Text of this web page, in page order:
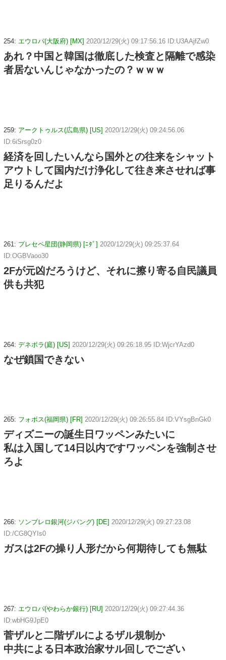
254: エウロパ(大阪府) [MX] 2020/12/29(火) 09:17:56.16 ID:U3AAjfZw0
あれ？中国と韓国は徹底した検査と隔離で感染
者居ないんじゃなかったの？ｗｗｗ
259: アークトゥルス(広島県) [US] 2020/12/29(火) 09:24:56.06
ID:6iSrsg0z0
経済を回したいんなら国外との往来をシャット
アウトして国内だけ浄化して往き来させれば事
足りるんだよ
261: プレセペ星団(静岡県) [ﾆﾀﾞ] 2020/12/29(火) 09:25:37.64
ID:OGBVaoo30
2Fが元凶だろうけど、それに擦り寄る自民議員
供も共犯
264: デネボラ(庭) [US] 2020/12/29(火) 09:26:18.95 ID:WjcrYAzd0
なぜ鎖国できない
265: フォボス(福岡県) [FR] 2020/12/29(火) 09:26:55.84 ID:VYsgBnGk0
ディズニーの誕生日ワッペンみたいに
私は入国して14日以内ですワッペンを強制させ
ろよ
266: ソンブレロ銀河(ジパング) [DE] 2020/12/29(火) 09:27:23.08
ID:/CG8QYIs0
ガスは2Fの操り人形だから何期待しても無駄
267: エウロパ(やわらか銀行) [RU] 2020/12/29(火) 09:27:44.36
ID:wbHG9JpE0
菅ザルと二階ザルによるザル規制か
中共による日本政治家サル回しでござい